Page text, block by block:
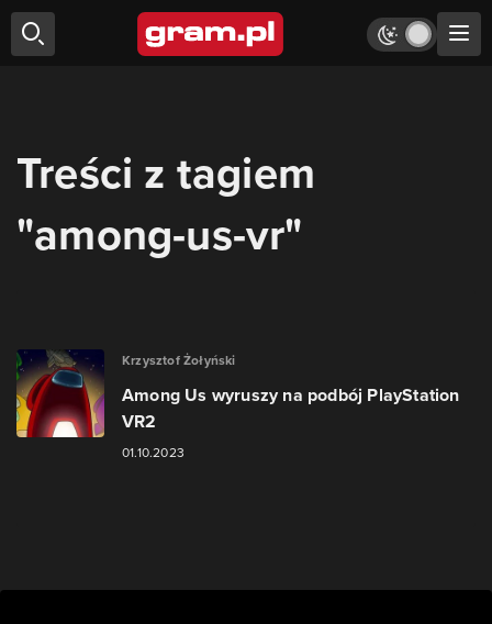
Treści z tagiem
"among-us-vr"
Krzysztof Żołyński
Among Us wyruszy na podbój PlayStation
VR2
01.10.2023